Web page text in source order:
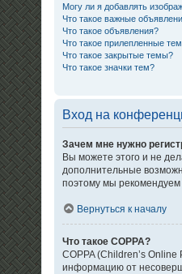
Могу ли я добавлять
Что такое важные
Что такое объявления?
Что такое прилепленные
Что такое закрытые темы?
Что такое значки тем?
Вход на
Зачем мне нужно
Вы можете этого и не
дополнительные
поэтому мы рекомендуем
Вернуться к началу
Что такое COPPA?
COPPA (Children’s
информацию от